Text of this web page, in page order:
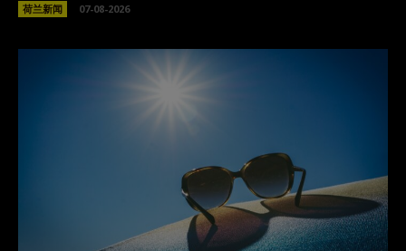
荷兰新闻 07-08-2026